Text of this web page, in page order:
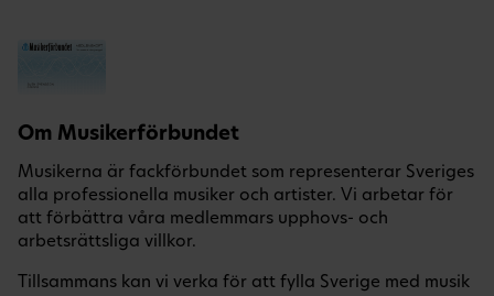
Om Musikerförbundet
Musikerna är fackförbundet som representerar Sveriges
alla professionella musiker och artister. Vi arbetar för
att förbättra våra medlemmars upphovs- och
arbetsrättsliga villkor.
Tillsammans kan vi verka för att fylla Sverige med musik